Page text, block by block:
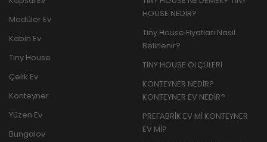
Modüler Ev
Kabin Ev
Tiny House
Çelik Ev
Konteyner
Yüzen Ev
Bungalov
HOUSE NEDİR?
Tiny House Fiyatları Nasıl
Belirlenir?
TİNY HOUSE ÖLÇÜLERİ
KONTEYNER NEDİR?
KONTEYNER EV NEDİR?
PREFABRİK EV Mİ KONTEYNER
EV Mİ?